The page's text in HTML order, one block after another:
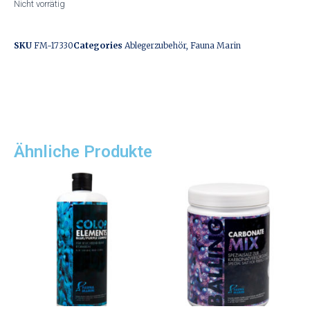
Nicht vorrätig
SKU FM-17330Categories Ablegerzubehör, Fauna Marin
Ähnliche Produkte